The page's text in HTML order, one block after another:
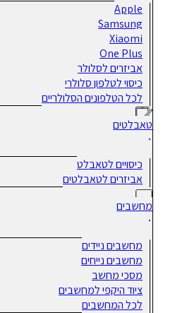
Apple
Samsung
Xiaomi
One Plus
אביזרים לסלולר
כיסוי לטלפון סלולרי
לכל הטלפונים הסלולריים
טאבלטים
כיסויים לטאבלט
אביזרים לטאבלטים
מחשבים
מחשבים ניידים
מחשבים נייחים
מסכי מחשב
ציוד היקפי למחשבים
לכל המחשבים